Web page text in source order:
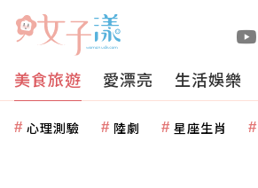
美食旅遊 愛漂亮 生活娛樂
心理測驗 陸劇 星座生肖